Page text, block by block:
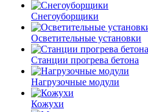
Снегоуборщики
Осветительные установки
Станции прогрева бетона
Нагрузочные модули
Кожухи